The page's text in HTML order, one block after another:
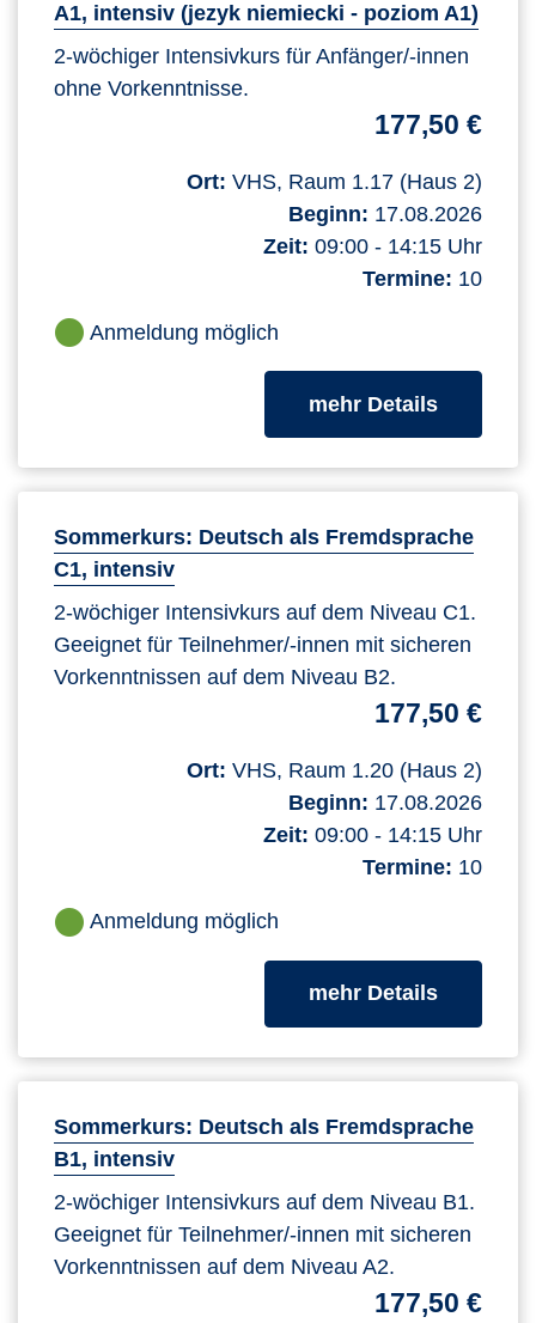
A1, intensiv (jezyk niemiecki - poziom A1)
2-wöchiger Intensivkurs für Anfänger/-innen
ohne Vorkenntnisse.
177,50 €
Ort: VHS, Raum 1.17 (Haus 2)
Beginn: 17.08.2026
Zeit: 09:00 - 14:15 Uhr
Termine: 10
Anmeldung möglich
mehr Detailszum
Sommerkurs: Deutsch als Fremdsprache
C1, intensiv
2-wöchiger Intensivkurs auf dem Niveau C1.
Geeignet für Teilnehmer/-innen mit sicheren
Vorkenntnissen auf dem Niveau B2.
177,50 €
Ort: VHS, Raum 1.20 (Haus 2)
Beginn: 17.08.2026
Zeit: 09:00 - 14:15 Uhr
Termine: 10
Anmeldung möglich
mehr Detailszum
Sommerkurs: Deutsch als Fremdsprache
B1, intensiv
2-wöchiger Intensivkurs auf dem Niveau B1.
Geeignet für Teilnehmer/-innen mit sicheren
Vorkenntnissen auf dem Niveau A2.
177,50 €